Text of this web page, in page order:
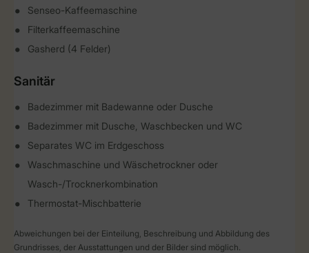
Senseo-Kaffeemaschine
Filterkaffeemaschine
Gasherd (4 Felder)
Sanitär
Badezimmer mit Badewanne oder Dusche
Badezimmer mit Dusche, Waschbecken und WC
Separates WC im Erdgeschoss
Waschmaschine und Wäschetrockner oder
Wasch-/Trocknerkombination
Thermostat-Mischbatterie
Abweichungen bei der Einteilung, Beschreibung und Abbildung des
Grundrisses, der Ausstattungen und der Bilder sind möglich.